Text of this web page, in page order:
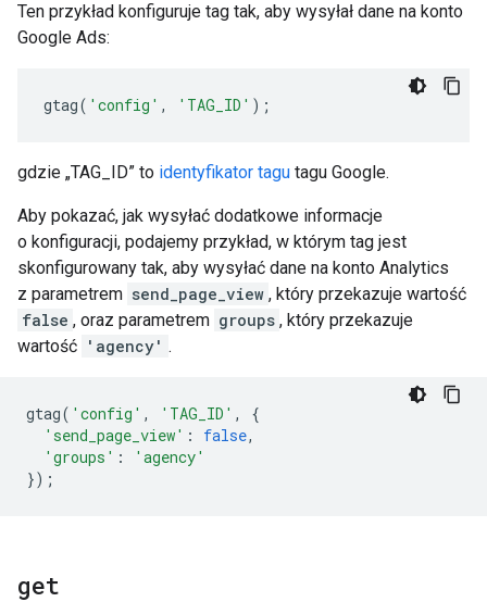
Ten przykład konfiguruje tag tak, aby wysyłał dane na konto
Google Ads:
gtag( 'config' , 'TAG_ID' );
gdzie „TAG_ID” to identyfikator tagu tagu Google.
Aby pokazać, jak wysyłać dodatkowe informacje
o konfiguracji, podajemy przykład, w którym tag jest
skonfigurowany tak, aby wysyłać dane na konto Analytics
z parametrem send_page_view , który przekazuje wartość
false , oraz parametrem groups , który przekazuje
wartość 'agency' .
gtag( 'config' , 'TAG_ID' ,
{
'send_page_view' : false,
'groups' :
'agency'
});
get